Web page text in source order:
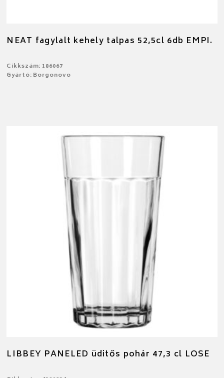
NEAT fagylalt kehely talpas 52,5cl 6db EMPI.
Cikkszám: 186067
Gyártó: Borgonovo
LIBBEY PANELED üditős pohár 47,3 cl LOSE